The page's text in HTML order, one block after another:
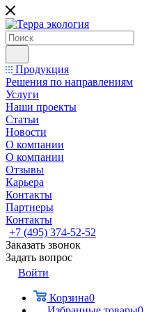
Продукция
Решения по направлениям
Услуги
Наши проекты
Статьи
Новости
О компании
О компании
Отзывы
Карьера
Контакты
Партнеры
Контакты
+7 (495) 374-52-52
Заказать звонок
Задать вопрос
Войти
Корзина0